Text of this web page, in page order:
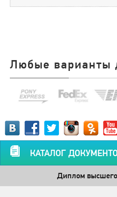
Любые варианты
КАТАЛОГ
Диплом высшего